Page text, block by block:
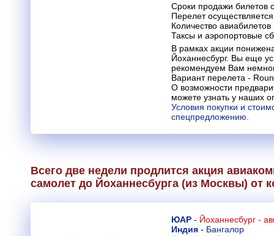
Сроки продажи билетов
Перелет
Количество
Таксы и аэропортовые
В рамках акции
Йоханнесбург. Вы еще
рекомендуем Вам
Вариант перелета -
О возможности
можете узнать у наших
Условия покупки и
спецпредложению.
Всего две недели продлится акция
самолет до Йоханнесбурга (из Москвы) от
ЮАР - Йоханнесбург -
Индия - Бангалор